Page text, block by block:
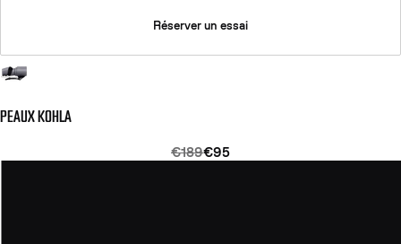
Réserver un essai
PEAUX KOHLA
€189€95